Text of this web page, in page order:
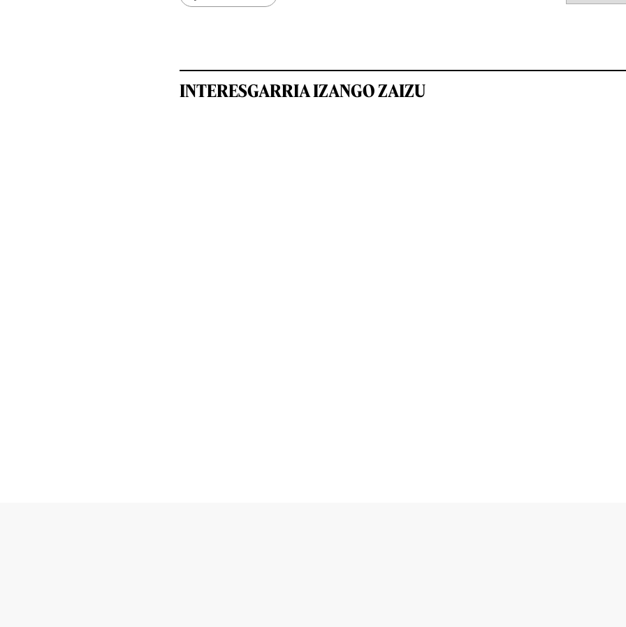
INTERESGARRIA IZANGO ZAIZU